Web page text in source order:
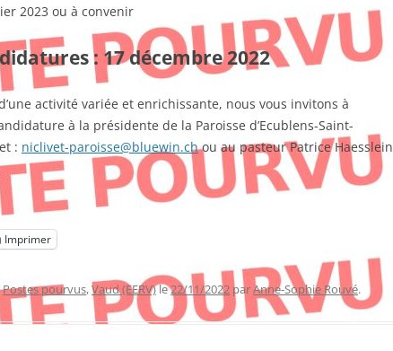
2023 ou à convenir
: 17 décembre 2022
activité variée et enrichissante, nous vous invitons à
à la présidente de la Paroisse d’Ecublens-Saint-
: niclivet-paroisse@bluewin.chou au pasteur Patrice Haesslein
Imprimer
Postes pourvus,Vaud (EERV)le22/11/2022 parAnne-Sophie Rouvé.